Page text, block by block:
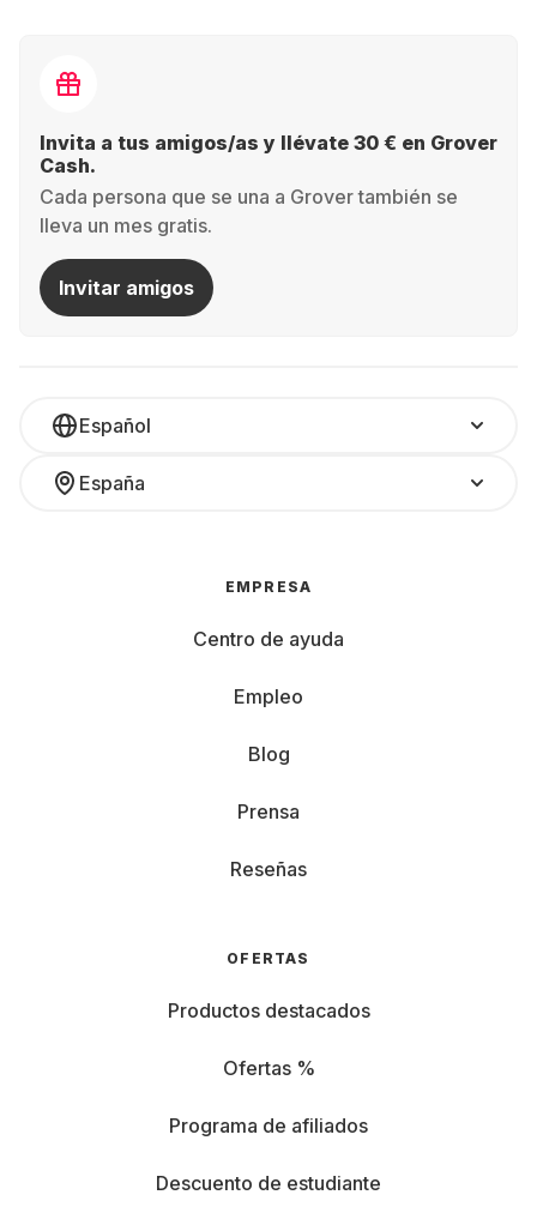
Invita a tus amigos/as y llévate 30 € en Grover
Cash.
Cada persona que se una a Grover también se
lleva un mes gratis.
Invitar amigos
Español
España
EMPRESA
Centro de ayuda
Empleo
Blog
Prensa
Reseñas
OFERTAS
Productos destacados
Ofertas %
Programa de afiliados
Descuento de estudiante